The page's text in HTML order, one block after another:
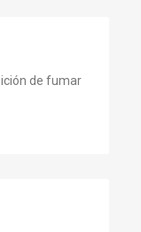
de fumar